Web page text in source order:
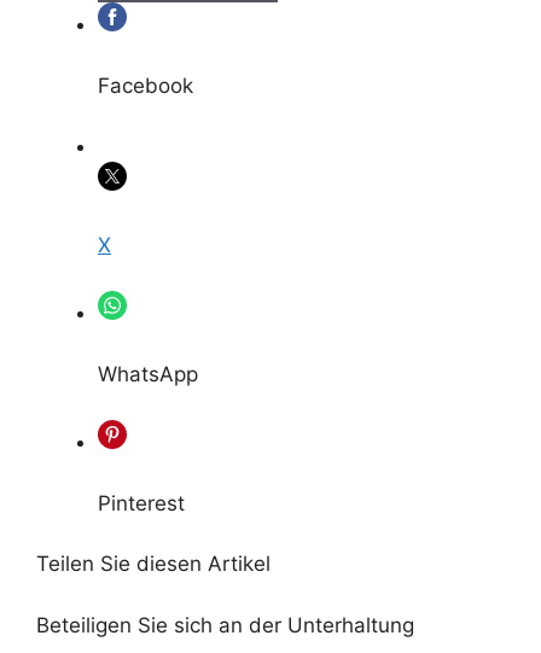
Facebook
X
WhatsApp
Pinterest
Teilen Sie diesen Artikel
Beteiligen Sie sich an der Unterhaltung